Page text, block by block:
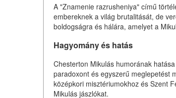
A "Znamenie razrusheniya" című
embereknek a világ brutalitását, de
boldogságra és hálára, amelyet a
Hagyomány és hatás
Chesterton Mikulás humorának
paradoxont és egyszerű meglepetést
középkori misztériumokhoz és Szent
Mikulás jászlókat.